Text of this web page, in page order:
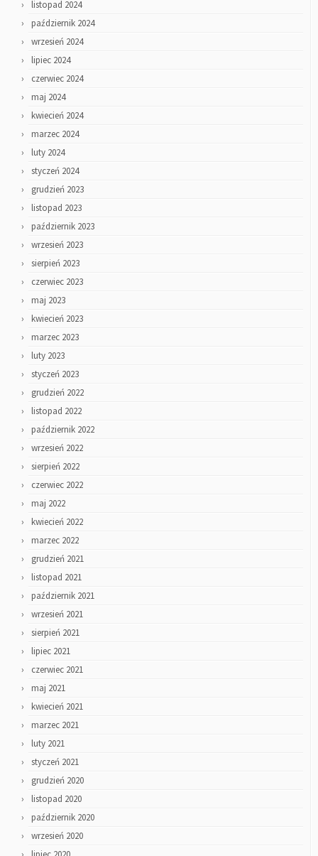
listopad 2024
październik 2024
wrzesień 2024
lipiec 2024
czerwiec 2024
maj 2024
kwiecień 2024
marzec 2024
luty 2024
styczeń 2024
grudzień 2023
listopad 2023
październik 2023
wrzesień 2023
sierpień 2023
czerwiec 2023
maj 2023
kwiecień 2023
marzec 2023
luty 2023
styczeń 2023
grudzień 2022
listopad 2022
październik 2022
wrzesień 2022
sierpień 2022
czerwiec 2022
maj 2022
kwiecień 2022
marzec 2022
grudzień 2021
listopad 2021
październik 2021
wrzesień 2021
sierpień 2021
lipiec 2021
czerwiec 2021
maj 2021
kwiecień 2021
marzec 2021
luty 2021
styczeń 2021
grudzień 2020
listopad 2020
październik 2020
wrzesień 2020